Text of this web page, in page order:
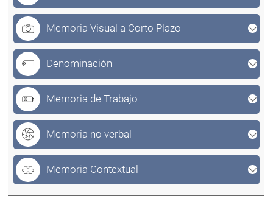
Memoria Visual a Corto Plazo
Denominación
Memoria de Trabajo
Memoria no verbal
Memoria Contextual